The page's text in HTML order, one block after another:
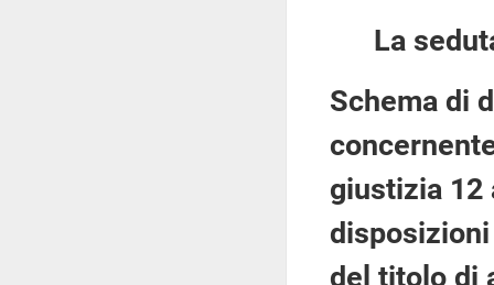
La
Schema di
giustizia 12
del titolo di